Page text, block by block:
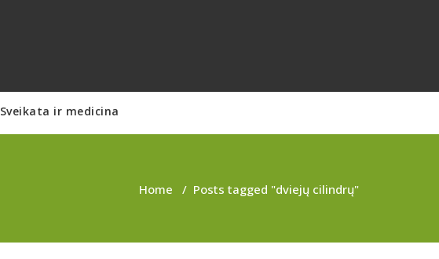
Sveikata ir medicina
Home / Posts tagged "dviejų cilindrų"